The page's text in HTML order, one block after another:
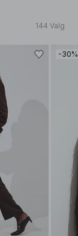
144 Valg
-30%